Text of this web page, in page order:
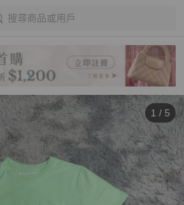
搜尋商品或用戶
1 / 5